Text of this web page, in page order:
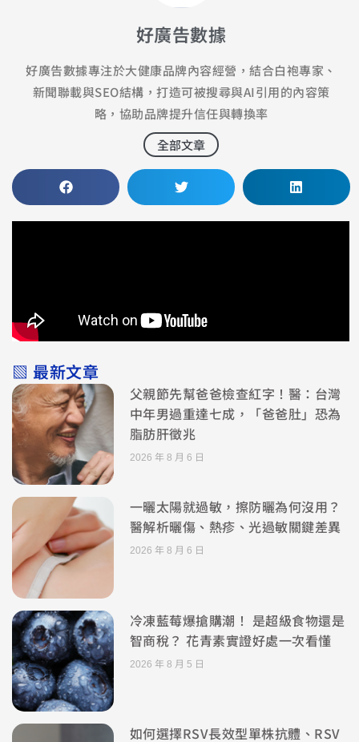
好廣告數據
好廣告數據專注於大健康品牌內容經營，結合白袍專家、
新聞聯載與SEO結構，打造可被搜尋與AI引用的內容策
略，協助品牌提升信任與轉換率
全部文章
▧ 最新文章
父親節先幫爸爸檢查紅字！醫：台灣
中年男過重達七成，「爸爸肚」恐為
脂肪肝徵兆
2026 年 8 月 6 日
一曬太陽就過敏，擦防曬為何沒用？
醫解析曬傷、熱疹、光過敏關鍵差異
2026 年 8 月 6 日
冷凍藍莓爆搶購潮！ 是超級食物還是
智商稅？ 花青素實證好處一次看懂
2026 年 8 月 5 日
如何選擇RSV長效型單株抗體、RSV